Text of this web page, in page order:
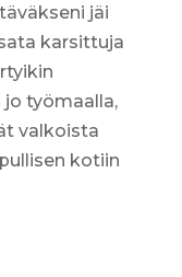
jäi
karsittuja
työmaalla,
valkoista
kotiin